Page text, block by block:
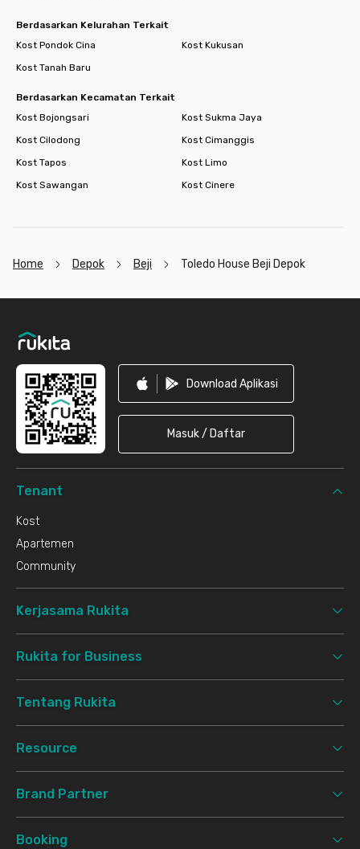
Berdasarkan Kelurahan Terkait
Kost Pondok Cina
Kost Kukusan
Kost Tanah Baru
Berdasarkan Kecamatan Terkait
Kost Bojongsari
Kost Sukma Jaya
Kost Cilodong
Kost Cimanggis
Kost Tapos
Kost Limo
Kost Sawangan
Kost Cinere
Home Depok Beji Toledo House Beji Depok
Download Aplikasi
Masuk / Daftar
Tenant
Kost
Apartemen
Community
Kerjasama Rukita
Rukita for Business
Tentang Rukita
Resource
Brand Partner
Booking